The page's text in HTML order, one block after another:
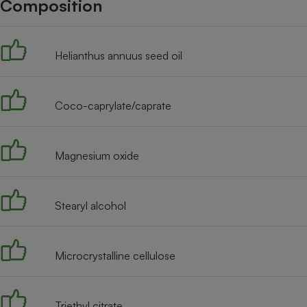
Composition
Helianthus annuus seed oil
Coco-caprylate/caprate
Magnesium oxide
Stearyl alcohol
Microcrystalline cellulose